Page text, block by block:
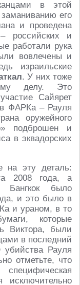
в этой
его
и проведена
российских и
работали рука
вовлечены и
израильские
. У них тоже
делу. Это
Сайярет
ФАРКа – Рауля
оружейного
подброшен и
в эквадорских
на эту деталь:
2008 года, а
было
и это было в
и ураном, в то
которые
Виктора, были
в последний
убийства Рауля
отметьте, что
исключительно